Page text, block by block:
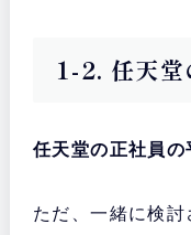
1-2. 任天堂
任天堂の正社員の
ただ、一緒に検